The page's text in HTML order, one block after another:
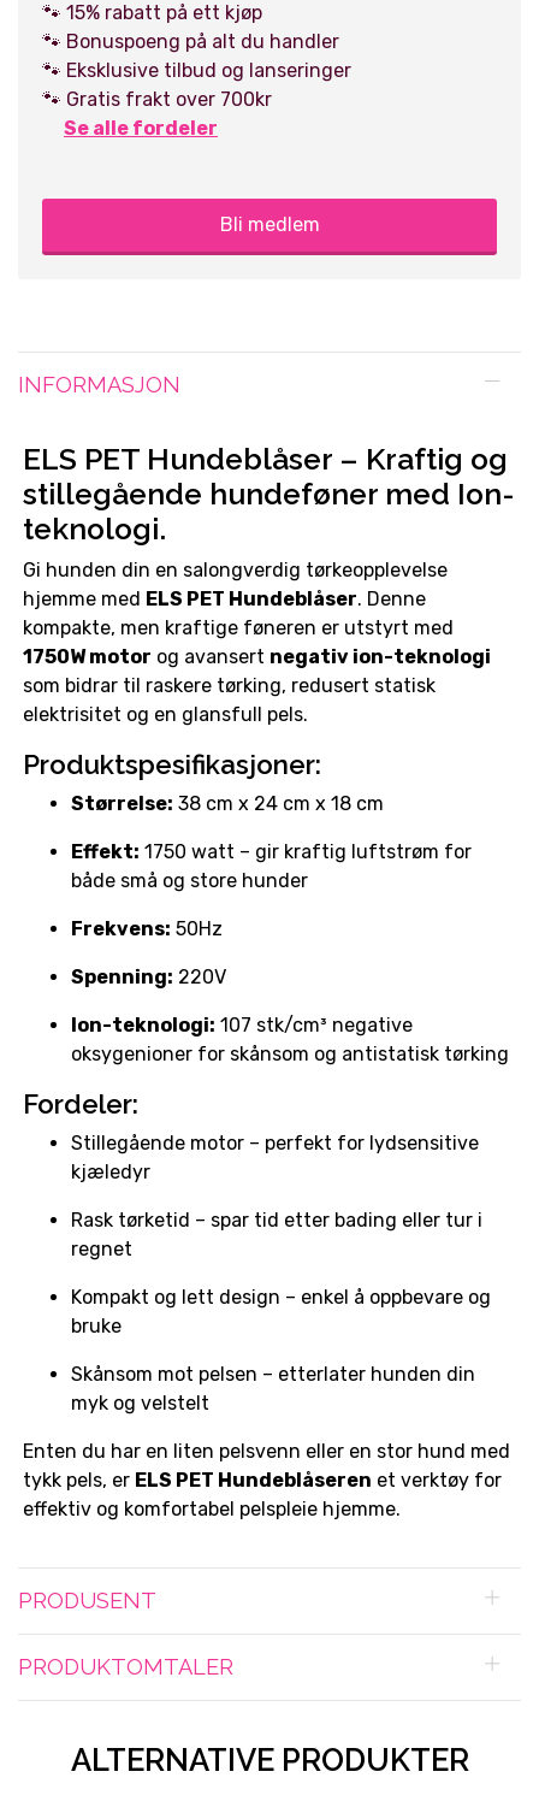
🐾 15% rabatt på ett kjøp
🐾 Bonuspoeng på alt du handler
🐾 Eksklusive tilbud og lanseringer
🐾 Gratis frakt over 700kr
Se alle fordeler
Bli medlem
INFORMASJON
ELS PET Hundeblåser – Kraftig og
stillegående hundeføner med Ion-
teknologi.
Gi hunden din en salongverdig tørkeopplevelse
hjemme med ELS PET Hundeblåser. Denne
kompakte, men kraftige føneren er utstyrt med
1750W motor og avansert negativ ion-teknologi
som bidrar til raskere tørking, redusert statisk
elektrisitet og en glansfull pels.
Produktspesifikasjoner:
Størrelse: 38 cm x 24 cm x 18 cm
Effekt: 1750 watt – gir kraftig luftstrøm for
både små og store hunder
Frekvens: 50Hz
Spenning: 220V
Ion-teknologi: 107 stk/cm³ negative
oksygenioner for skånsom og antistatisk tørking
Fordeler:
Stillegående motor – perfekt for lydsensitive
kjæledyr
Rask tørketid – spar tid etter bading eller tur i
regnet
Kompakt og lett design – enkel å oppbevare og
bruke
Skånsom mot pelsen – etterlater hunden din
myk og velstelt
Enten du har en liten pelsvenn eller en stor hund med
tykk pels, er ELS PET Hundeblåseren et verktøy for
effektiv og komfortabel pelspleie hjemme.
PRODUSENT
PRODUKTOMTALER
ALTERNATIVE PRODUKTER